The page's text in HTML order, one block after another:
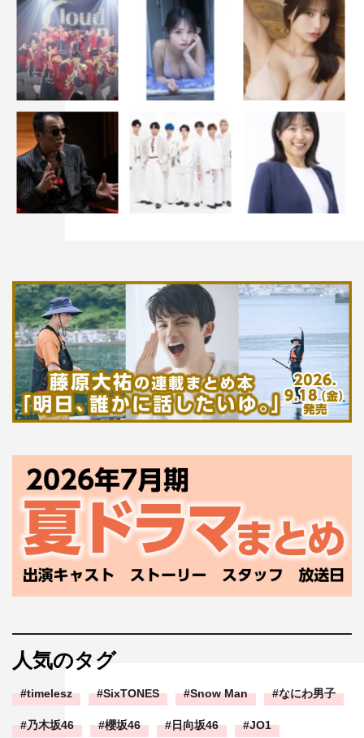
人気のタグ
timelesz SixTONES Snow Man なにわ男子
乃木坂46 櫻坂46 日向坂46 JO1